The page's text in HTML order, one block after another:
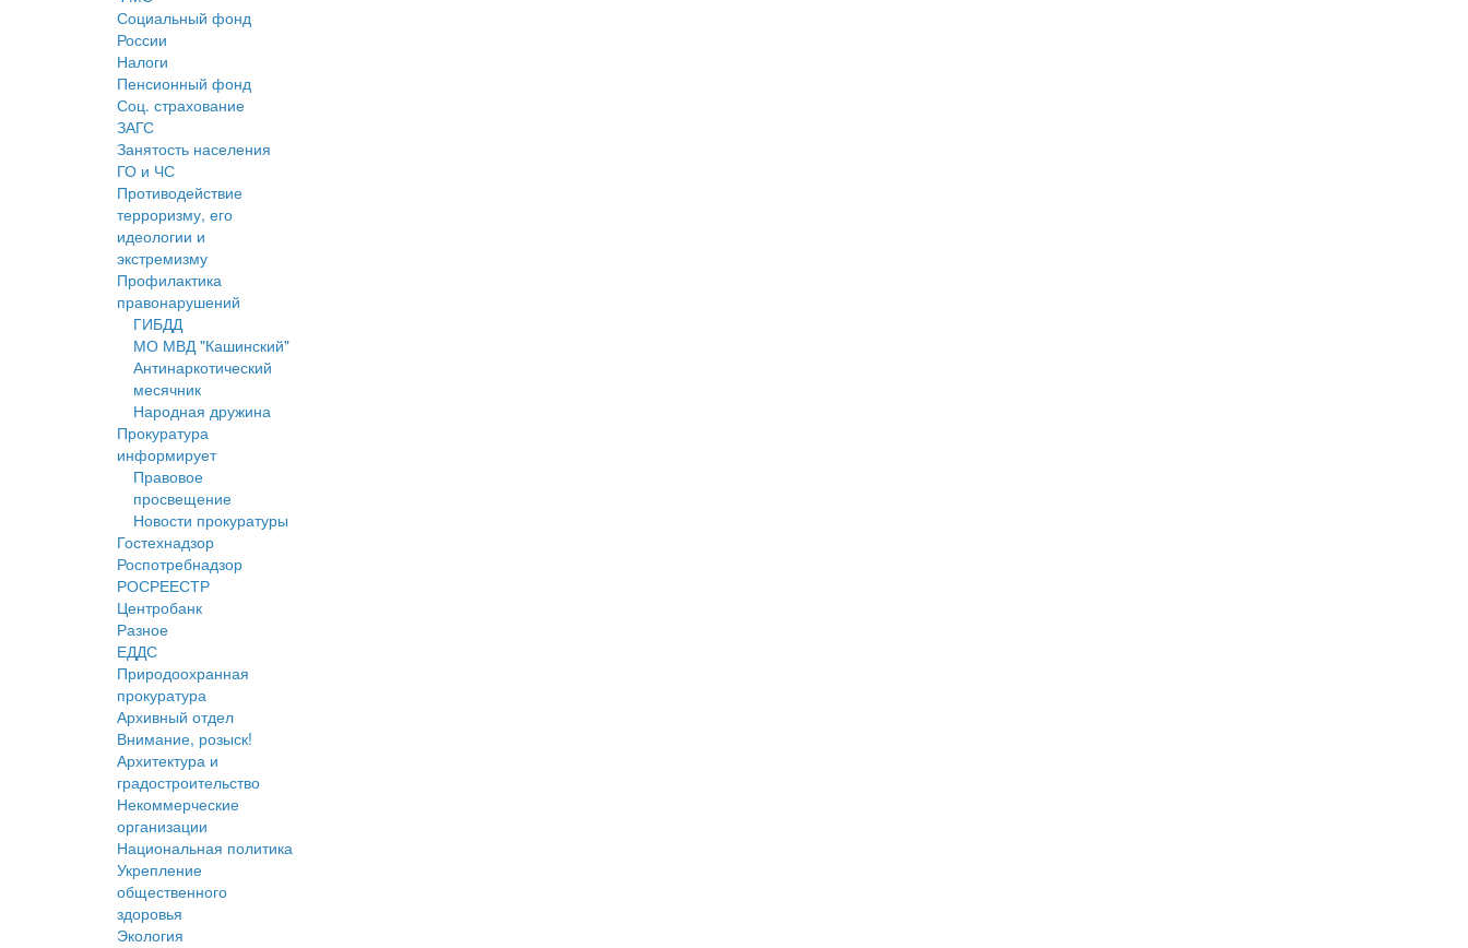
Социальный фонд
России
Налоги
Пенсионный фонд
Соц. страхование
ЗАГС
Занятость населения
ГО и ЧС
Противодействие
терроризму, его
идеологии и
экстремизму
Профилактика
правонарушений
ГИБДД
МО МВД "Кашинский"
Антинаркотический
месячник
Народная дружина
Прокуратура
информирует
Правовое
просвещение
Новости прокуратуры
Гостехнадзор
Роспотребнадзор
РОСРЕЕСТР
Центробанк
Разное
ЕДДС
Природоохранная
прокуратура
Архивный отдел
Внимание, розыск!
Архитектура и
градостроительство
Некоммерческие
организации
Национальная политика
Укрепление
общественного
здоровья
Экология